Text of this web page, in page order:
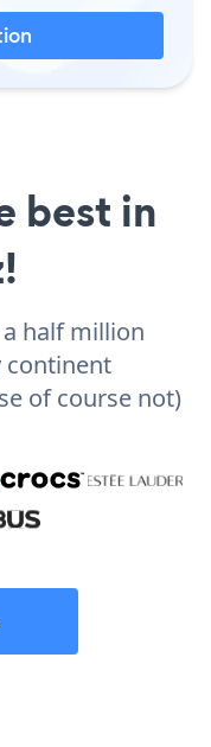
best in
a half million
continent
of course not)